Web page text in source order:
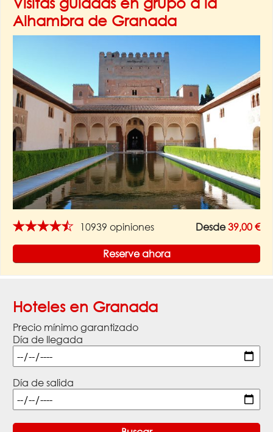
Alhambra de Granada
★★★★★ 10939 opiniones Desde39,00 €
Reserve ahora
Hoteles en Granada
Precio mínimo garantizado
Día de llegada
Día de salida